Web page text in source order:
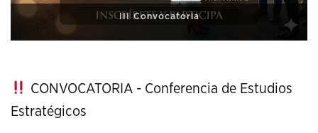
XI Conference on Strategic Studies
CONVOCATORIA - Conferencia de Estudios
Estratégicos